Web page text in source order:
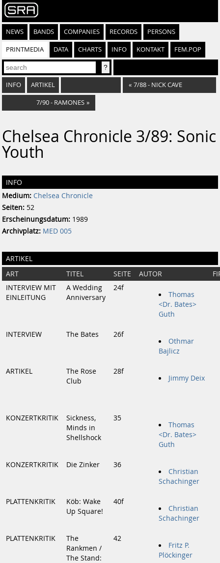
NEWS BANDS COMPANIES RECORDS PERSONS
PRINTMEDIA DATA CHARTS INFO KONTAKT FEM.POP
INFO ARTIKEL « 7/88 - NICK CAVE
7/90 - RAMONES »
Chelsea Chronicle 3/89: Sonic
Youth
INFO
Medium: Chelsea Chronicle
Seiten: 52
Erscheinungsdatum: 1989
Archivplatz: MED 005
ARTIKEL
ART TITEL SEITE AUTOR
INTERVIEW MIT
EINLEITUNG
A Wedding
Anniversary
24f
Thomas
<Dr. Bates>
Guth
INTERVIEW The Bates 26f
Othmar
Bajlicz
ARTIKEL
The Rose
Club
28f
Jimmy Deix
KONZERTKRITIK
Sickness,
Minds in
Shellshock
35
Thomas
<Dr. Bates>
Guth
KONZERTKRITIK Die Zinker 36
Christian
Schachinger
PLATTENKRITIK
Köb: Wake
Up Square!
40f
Christian
Schachinger
PLATTENKRITIK
The
Rankmen /
The Stand:
42
Fritz P.
Plöckinger